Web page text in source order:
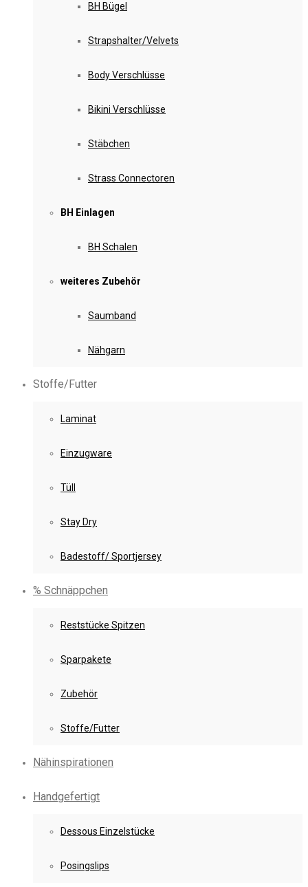
BH Bügel
Strapshalter/Velvets
Body Verschlüsse
Bikini Verschlüsse
Stäbchen
Strass Connectoren
BH Einlagen
BH Schalen
weiteres Zubehör
Saumband
Nähgarn
Stoffe/Futter
Laminat
Einzugware
Tüll
Stay Dry
Badestoff/ Sportjersey
% Schnäppchen
Reststücke Spitzen
Sparpakete
Zubehör
Stoffe/Futter
Nähinspirationen
Handgefertigt
Dessous Einzelstücke
Posingslips